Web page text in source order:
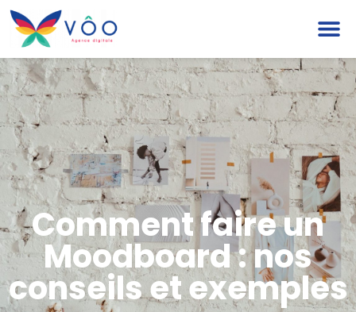
Comment faire un
Moodboard : nos
conseils et exemples